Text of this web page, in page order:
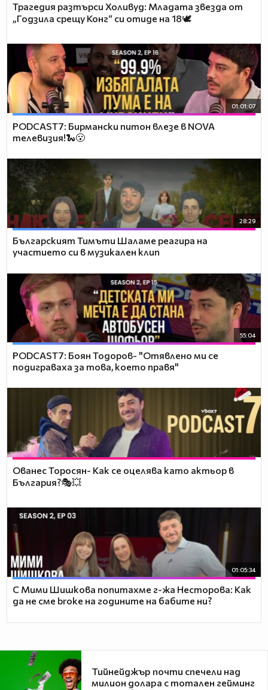
Трагедия разтърси Холивуд: Младата звезда от
„Годзила срещу Конг“ си отиде на 18🕊️
01:01:07
PODCAST7: Бирмански питон влезе в NOVA
телевизия!🐍😮
28:29
Българският Тимъти Шаламе реагира на
участието си в музикален клип
55:04
PODCAST7: ‪Боян Тодоров- "Отявлено ми се
подиграваха за това, което правя"
Ованес Торосян- Как се оцелява като актьор в
България?🎭💥
01:05:34
С Мими Шишкова попитахме г-жа Несторова: Как
да не сме broke на годините на бабите ни?
Тийнейджър почти спечели над
милион долара с тотален гейминг